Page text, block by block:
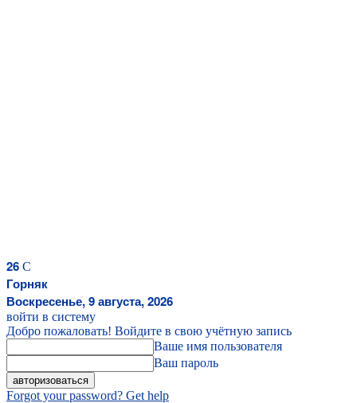
26 C
Горняк
Воскресенье, 9 августа, 2026
войти в систему
Добро пожаловать! Войдите в свою учётную запись
Ваше имя пользователя
Ваш пароль
Forgot your password? Get help